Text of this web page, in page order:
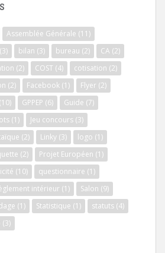
Assemblée Générale (11)
(3) bilan (3) bureau (2) CA (2)
(2) COST (4) cotisation (2)
(2) Facebook (1) Flyer (2)
(10) GPPEP (6) Guide (7)
(1) Jeu concours (3)
(2) Linky (3) logo (1)
(2) Projet Européen (1)
(10) questionnaire (1)
intérieur (1) Salon (9)
(1) Statistique (1) statuts (4)
(3)